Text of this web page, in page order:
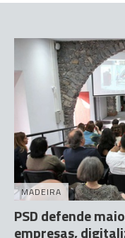
MADEIRA
PSD defende
empresas,